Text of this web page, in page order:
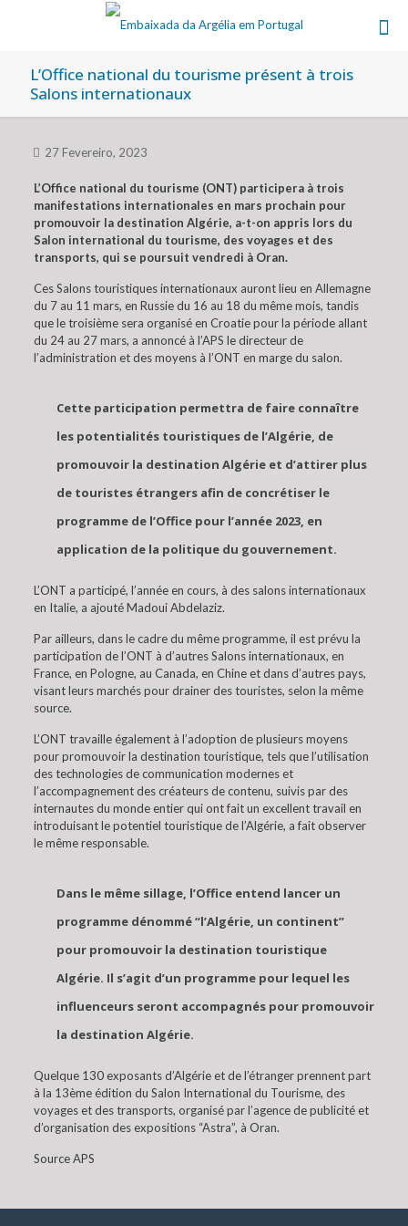
L’Office national du tourisme présent à trois
Salons internationaux
27 Fevereiro, 2023
L’Office national du tourisme (ONT) participera à trois
manifestations internationales en mars prochain pour
promouvoir la destination Algérie, a-t-on appris lors du
Salon international du tourisme, des voyages et des
transports, qui se poursuit vendredi à Oran.
Ces Salons touristiques internationaux auront lieu en Allemagne
du 7 au 11 mars, en Russie du 16 au 18 du même mois, tandis
que le troisième sera organisé en Croatie pour la période allant
du 24 au 27 mars, a annoncé à l’APS le directeur de
l’administration et des moyens à l’ONT en marge du salon.
Cette participation permettra de faire connaître
les potentialités touristiques de l’Algérie, de
promouvoir la destination Algérie et d’attirer plus
de touristes étrangers afin de concrétiser le
programme de l’Office pour l’année 2023, en
application de la politique du gouvernement.
L’ONT a participé, l’année en cours, à des salons internationaux
en Italie, a ajouté Madoui Abdelaziz.
Par ailleurs, dans le cadre du même programme, il est prévu la
participation de l’ONT à d’autres Salons internationaux, en
France, en Pologne, au Canada, en Chine et dans d’autres pays,
visant leurs marchés pour drainer des touristes, selon la même
source.
L’ONT travaille également à l’adoption de plusieurs moyens
pour promouvoir la destination touristique, tels que l’utilisation
des technologies de communication modernes et
l’accompagnement des créateurs de contenu, suivis par des
internautes du monde entier qui ont fait un excellent travail en
introduisant le potentiel touristique de l’Algérie, a fait observer
le même responsable.
Dans le même sillage, l’Office entend lancer un
programme dénommé “l’Algérie, un continent”
pour promouvoir la destination touristique
Algérie. Il s’agit d’un programme pour lequel les
influenceurs seront accompagnés pour promouvoir
la destination Algérie.
Quelque 130 exposants d’Algérie et de l’étranger prennent part
à la 13ème édition du Salon International du Tourisme, des
voyages et des transports, organisé par l’agence de publicité et
d’organisation des expositions “Astra”, à Oran.
Source APS